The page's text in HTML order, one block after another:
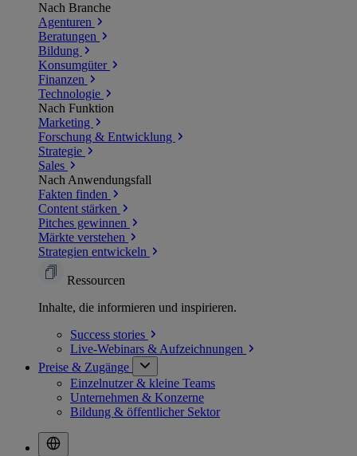
Nach Branche
Agenturen
Beratungen
Bildung
Konsumgüter
Finanzen
Technologie
Nach Funktion
Marketing
Forschung & Entwicklung
Strategie
Sales
Nach Anwendungsfall
Fakten finden
Content stärken
Pitches gewinnen
Märkte verstehen
Strategien entwickeln
Ressourcen
Inhalte, die informieren und inspirieren.
Success stories
Live-Webinars & Aufzeichnungen
Preise & Zugänge
Einzelnutzer & kleine Teams
Unternehmen & Konzerne
Bildung & öffentlicher Sektor